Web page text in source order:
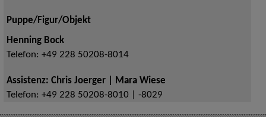
Puppe/Figur/Objekt
Henning Bock
Telefon: +49 228 50208-8014
Assistenz: Chris Joerger | Mara Wiese
Telefon: +49 228 50208-8010 | -8029